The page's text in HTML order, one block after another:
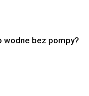
wodne bez pompy?